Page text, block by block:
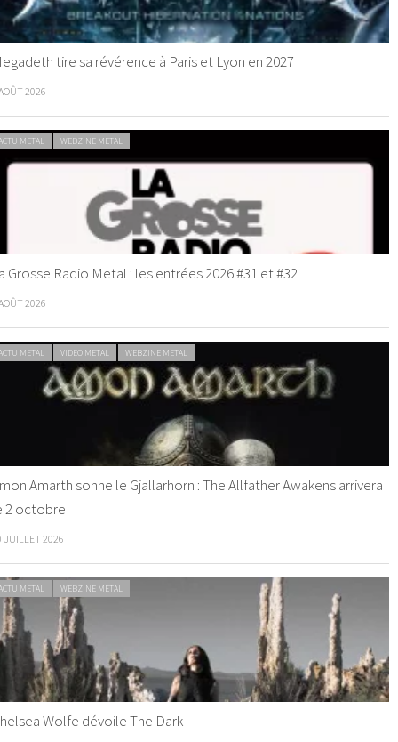
tire sa révérence à Paris et Lyon en 2027
2026
METAL WEBZINE METAL
Grosse Radio Metal : les entrées 2026 #31 et #32
2026
METAL VIDEO METAL WEBZINE METAL
Amarth sonne le Gjallarhorn : The Allfather Awakens arrivera
2 octobre
JUILLET 2026
METAL WEBZINE METAL
Wolfe dévoile The Dark